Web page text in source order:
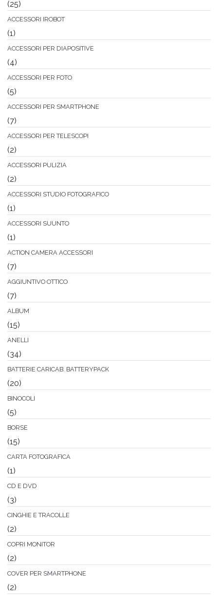
(25)
ACCESSORI IROBOT
(1)
ACCESSORI PER DIAPOSITIVE
(4)
ACCESSORI PER FOTO
(5)
ACCESSORI PER SMARTPHONE
(7)
ACCESSORI PER TELESCOPI
(2)
ACCESSORI PULIZIA
(2)
ACCESSORI STUDIO FOTOGRAFICO
(1)
ACCESSORI SUUNTO
(1)
ACTION CAMERA ACCESSORI
(7)
AGGIUNTIVO OTTICO
(7)
ALBUM
(15)
ANELLI
(34)
BATTERIE CARICAB. BATTERYPACK
(20)
BINOCOLI
(5)
BORSE
(15)
CARTA FOTOGRAFICA
(1)
CD E DVD
(3)
CINGHIE E TRACOLLE
(2)
COPRI MONITOR
(2)
COVER PER SMARTPHONE
(2)